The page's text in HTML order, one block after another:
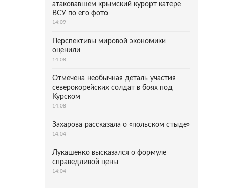
атаковавшем крымский курорт катере
ВСУ по его фото
14:09
Перспективы мировой экономики
оценили
14:08
Отмечена необычная деталь участия
северокорейских солдат в боях под
Курском
14:08
Захарова рассказала о «польском стыде»
14:04
Лукашенко высказался о формуле
справедливой цены
14:04